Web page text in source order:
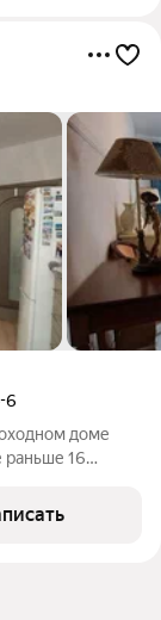
6
доме
раньше 16
дизайнерский